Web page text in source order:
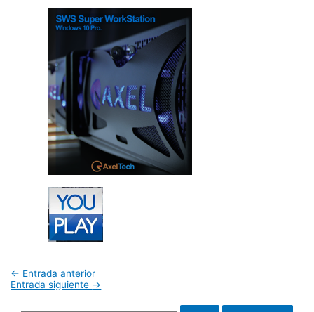
← Entrada anterior
Entrada siguiente →